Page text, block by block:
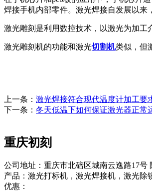
焊接手机内部零件。激光焊接自发展以来
激光雕刻是利用数控技术，以激光为加工
激光雕刻机的功能和激光切割机类似，但
上一条： 激光焊接符合现代温度计加工要
下一条： 冬天低温下如何保证激光器正常
重庆初刻
公司地址：重庆市北碚区城南云逸路17号
产品：激光打标机，激光焊接机，激光除
优惠：